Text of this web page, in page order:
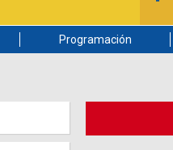
Programación